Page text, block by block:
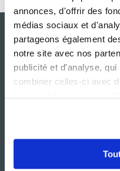
annonces, d'offrir des
médias sociaux et
partageons également
notre site avec nos
publicité et d'analyse,
combiner celles-ci avec
Le Mag'